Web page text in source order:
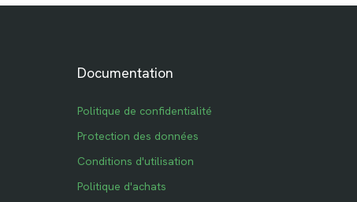
Documentation
Politique de confidentialité
Protection des données
Conditions d'utilisation
Politique d'achats